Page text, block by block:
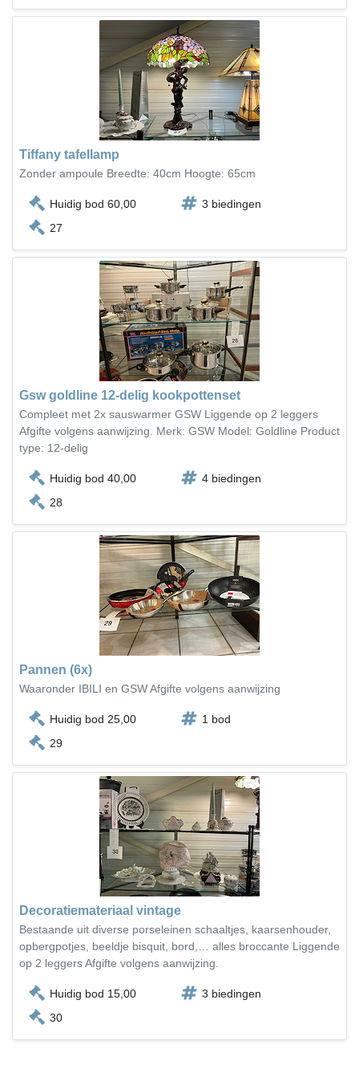
Tiffany tafellamp
Zonder ampoule Breedte: 40cm Hoogte: 65cm
Huidig bod 60,00
3 biedingen
27
Gsw goldline 12-delig kookpottenset
Compleet met 2x sauswarmer GSW Liggende op 2 leggers
Afgifte volgens aanwijzing. Merk: GSW Model: Goldline Product
type: 12-delig
Huidig bod 40,00
4 biedingen
28
Pannen (6x)
Waaronder IBILI en GSW Afgifte volgens aanwijzing
Huidig bod 25,00
1 bod
29
Decoratiemateriaal vintage
Bestaande uit diverse porseleinen schaaltjes, kaarsenhouder,
opbergpotjes, beeldje bisquit, bord,… alles broccante Liggende
op 2 leggers Afgifte volgens aanwijzing.
Huidig bod 15,00
3 biedingen
30